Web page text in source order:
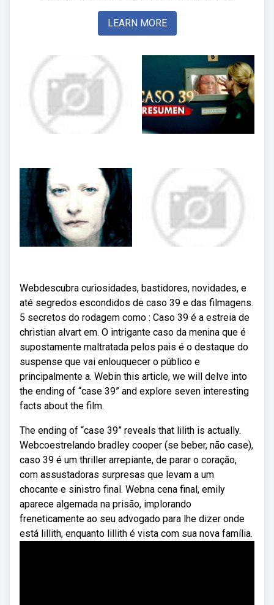
LEARN MORE
Webdescubra curiosidades, bastidores, novidades, e
até segredos escondidos de caso 39 e das filmagens.
5 secretos do rodagem como : Caso 39 é a estreia de
christian alvart em. O intrigante caso da menina que é
supostamente maltratada pelos pais é o destaque do
suspense que vai enlouquecer o público e
principalmente a. Webin this article, we will delve into
the ending of “case 39” and explore seven interesting
facts about the film.
The ending of “case 39” reveals that lilith is actually.
Webcoestrelando bradley cooper (se beber, não case),
caso 39 é um thriller arrepiante, de parar o coração,
com assustadoras surpresas que levam a um
chocante e sinistro final. Webna cena final, emily
aparece algemada na prisão, implorando
freneticamente ao seu advogado para lhe dizer onde
está lillith, enquanto lillith é vista com sua nova família.